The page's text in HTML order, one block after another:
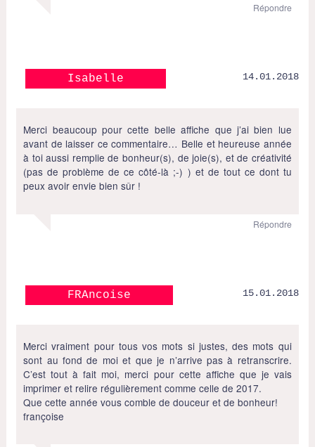
Répondre
Isabelle 14.01.2018
Merci beaucoup pour cette belle affiche que j’ai bien lue
avant de laisser ce commentaire… Belle et heureuse année
à toi aussi remplie de bonheur(s), de joie(s), et de créativité
(pas de problème de ce côté-là ;-) ) et de tout ce dont tu
peux avoir envie bien sûr !
Répondre
FRAncoise 15.01.2018
Merci vraiment pour tous vos mots si justes, des mots qui
sont au fond de moi et que je n’arrive pas à retranscrire.
C’est tout à fait moi, merci pour cette affiche que je vais
imprimer et relire régulièrement comme celle de 2017.
Que cette année vous comble de douceur et de bonheur!
françoise